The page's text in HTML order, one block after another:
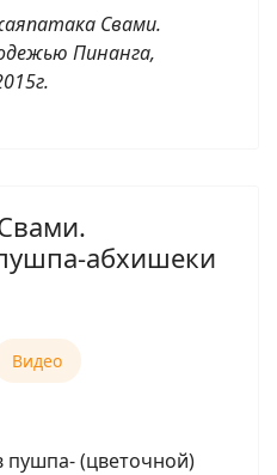
Свами.
Пинанга,
абхишеки
Видео
пушпа- (цветочной)